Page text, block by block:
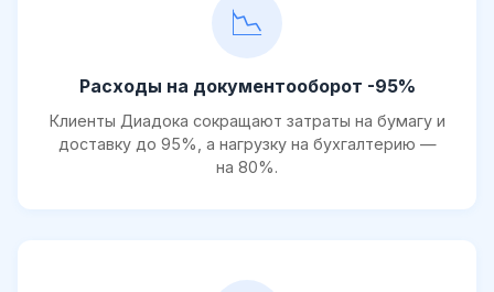
📉
Расходы на документооборот -95%
Клиенты Диадока сокращают затраты на бумагу и
доставку до 95%, а нагрузку на бухгалтерию —
на 80%.